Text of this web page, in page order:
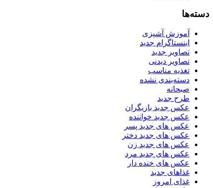
دسته‌ها
آموزش آشپزی
اینستاگرام جدید
تصاویر جدید
تصاویر دیدنی
تغذیه مناسب
دسته‌بندی نشده
صبحانه
طرح جدید
عکس جدید بازیگران
عکس جدید خواننده
عکس های جدید پسر
عکس های جدید دختر
عکس های جدید زن
عکس های جدید مرد
عکس های خنده دار
غذاهای جدید
غذای امروز